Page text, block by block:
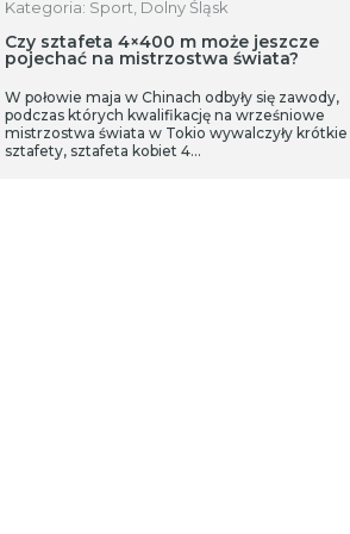
Kategoria: Sport, Dolny Śląsk
Czy sztafeta 4×400 m może jeszcze
pojechać na mistrzostwa świata?
W połowie maja w Chinach odbyły się zawody,
podczas których kwalifikację na wrześniowe
mistrzostwa świata w Tokio wywalczyły krótkie
sztafety, sztafeta kobiet 4…